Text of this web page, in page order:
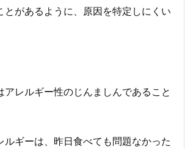
とがあるように、原因を特定しにくい
アレルギー性のじんましんであること
ルギーは、昨日食べても問題なかった